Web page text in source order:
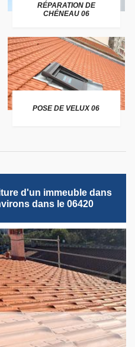
RÉPARATION DE
CHÉNEAU 06
POSE DE VELUX 06
d'un immeuble dans
dans le 06420